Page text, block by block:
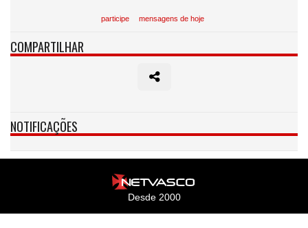
participe mensagens de hoje
COMPARTILHAR
NOTIFICAÇÕES
Desde 2000